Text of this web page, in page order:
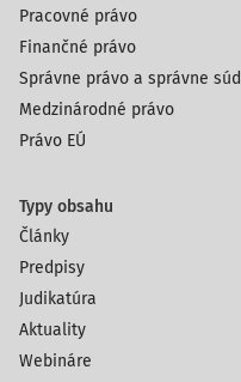
Pracovné právo
Finančné právo
Správne právo a správne
Medzinárodné právo
Právo EÚ
Typy obsahu
Články
Predpisy
Judikatúra
Aktuality
Webináre